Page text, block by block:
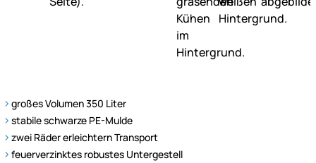
großes Volumen 350 Liter
stabile schwarze PE-Mulde
zwei Räder erleichtern Transport
feuerverzinktes robustes Untergestell